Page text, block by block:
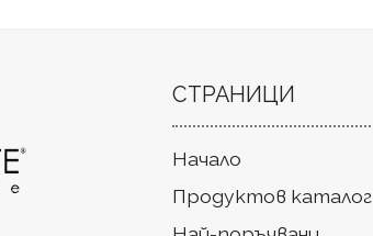
СТРАНИЦИ
Начало
Продуктов каталог